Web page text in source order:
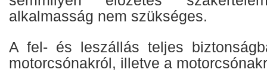
alkalmasság nem szükséges.
A fel- és leszállás teljes
motorcsónakról, illetve a